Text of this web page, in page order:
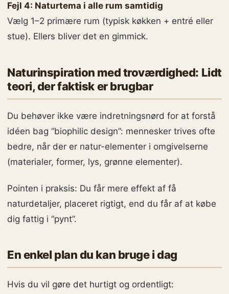
Fejl 4: Naturtema i alle rum samtidig
Vælg 1–2 primære rum (typisk køkken + entré eller
stue). Ellers bliver det en gimmick.
Naturinspiration med troværdighed: Lidt
teori, der faktisk er brugbar
Du behøver ikke være indretningsnørd for at forstå
idéen bag “biophilic design”: mennesker trives ofte
bedre, når der er natur-elementer i omgivelserne
(materialer, former, lys, grønne elementer).
Pointen i praksis: Du får mere effekt af få
naturdetaljer, placeret rigtigt, end du får af at købe
dig fattig i “pynt”.
En enkel plan du kan bruge i dag
Hvis du vil gøre det hurtigt og ordentligt: